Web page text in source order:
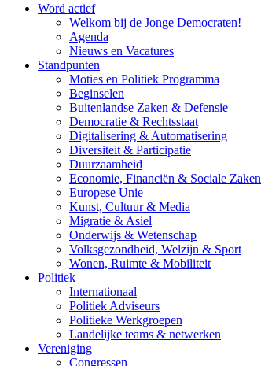
Word actief
Welkom bij de Jonge Democraten!
Agenda
Nieuws en Vacatures
Standpunten
Moties en Politiek Programma
Beginselen
Buitenlandse Zaken & Defensie
Democratie & Rechtsstaat
Digitalisering & Automatisering
Diversiteit & Participatie
Duurzaamheid
Economie, Financiën & Sociale Zaken
Europese Unie
Kunst, Cultuur & Media
Migratie & Asiel
Onderwijs & Wetenschap
Volksgezondheid, Welzijn & Sport
Wonen, Ruimte & Mobiliteit
Politiek
Internationaal
Politiek Adviseurs
Politieke Werkgroepen
Landelijke teams & netwerken
Vereniging
Congressen